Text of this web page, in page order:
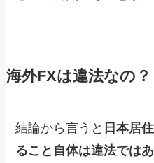
海外FXは違法なの？
結論から言うと 日本居
ること自体は違法ではあ